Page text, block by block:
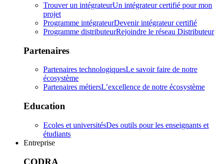
Trouver un intégrateurUn intégrateur certifié pour mon
projet
Programme intégrateurDevenir intégrateur certifié
Programme distributeurRejoindre le réseau Distributeur
Partenaires
Partenaires technologiquesLe savoir faire de notre
écosystème
Partenaires métiersL’excellence de notre écosystème
Education
Ecoles et universitésDes outils pour les enseignants et
étudiants
Entreprise
CODRA